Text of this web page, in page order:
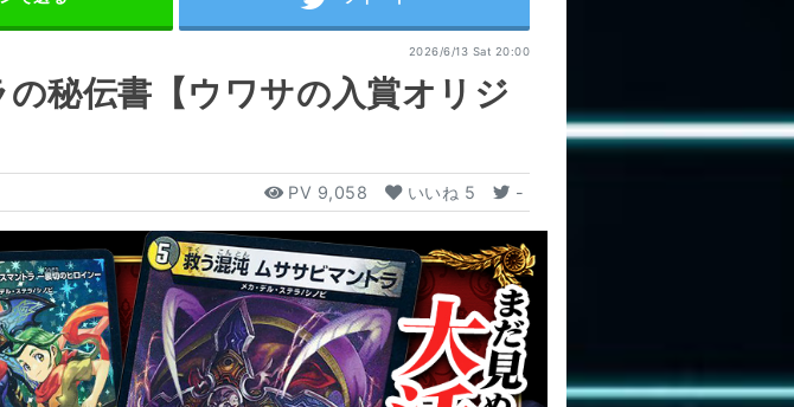
2026/6/13 Sat 20:00
の秘伝書【ウワサの入賞オリジ
PV 9,058 いいね 5 -